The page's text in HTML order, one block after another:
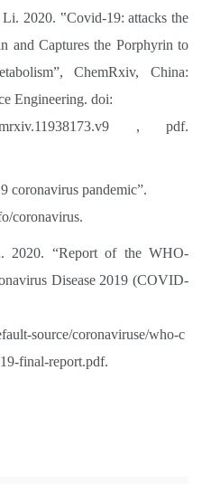
2020. ‟Covid-19: attacks the
and Captures the Porphyrin to
ChemRxiv, China:
Engineering. doi:
, pdf.
coronavirus pandemic”.
coronavirus.
2020. “Report of the WHO-
Disease 2019 (COVID-
source/coronaviruse/who-c
final-report.pdf.